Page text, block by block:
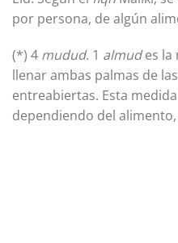
por persona, de algún
(*) 4 mudud. 1 almudes la
llenar ambas palmas de
entreabiertas. Esta
dependiendo del